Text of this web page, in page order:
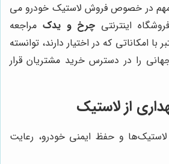
مهم در خصوص فروش لاستیک خودرو می
اینترنتی چرخ و یدک مراجعه
با امکاناتی که در اختیار دارند، توانسته
را در دسترس خرید مشتریان قرار
از لاستیک
و حفظ ایمنی خودرو، رعایت